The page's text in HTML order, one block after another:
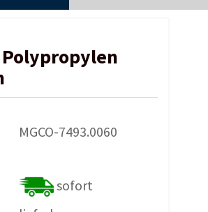
MGCO-7493.0060
sofort